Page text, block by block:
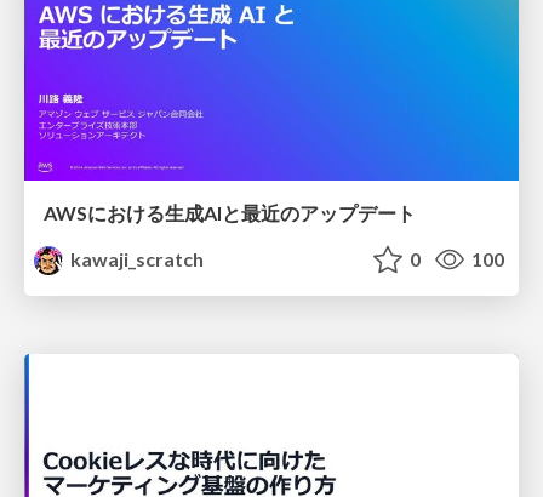
AWSにおける生成AIと最近のアップデート
kawaji_scratch
0 100